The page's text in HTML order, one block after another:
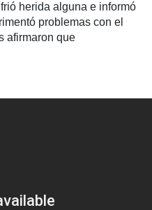
herida alguna e informó
problemas con el
afirmaron que